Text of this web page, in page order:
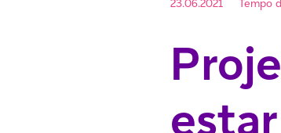
23.06.2021 Tempo